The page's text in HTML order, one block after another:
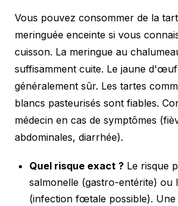
Vous pouvez consommer de la
meringuée enceinte si vous
cuisson. La meringue au
suffisamment cuite. Le jaune
généralement sûr. Les tartes
blancs pasteurisés sont fiables.
médecin en cas de symptômes
abdominales, diarrhée).
Quel risque exact ? Le risque
salmonelle (gastro-entérite) ou
(infection fœtale possible). Une